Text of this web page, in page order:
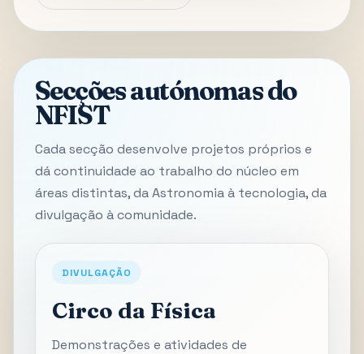
Secções autónomas do
NFIST
Cada secção desenvolve projetos próprios e
dá continuidade ao trabalho do núcleo em
áreas distintas, da Astronomia à tecnologia, da
divulgação à comunidade.
DIVULGAÇÃO
Circo da Física
Demonstrações e atividades de